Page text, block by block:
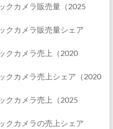
クカメラ販売量（2025
クカメラ販売量シェア
クカメラ売上（2020
クカメラ売上シェア（2020
クカメラ売上（2025
クカメラの売上シェア